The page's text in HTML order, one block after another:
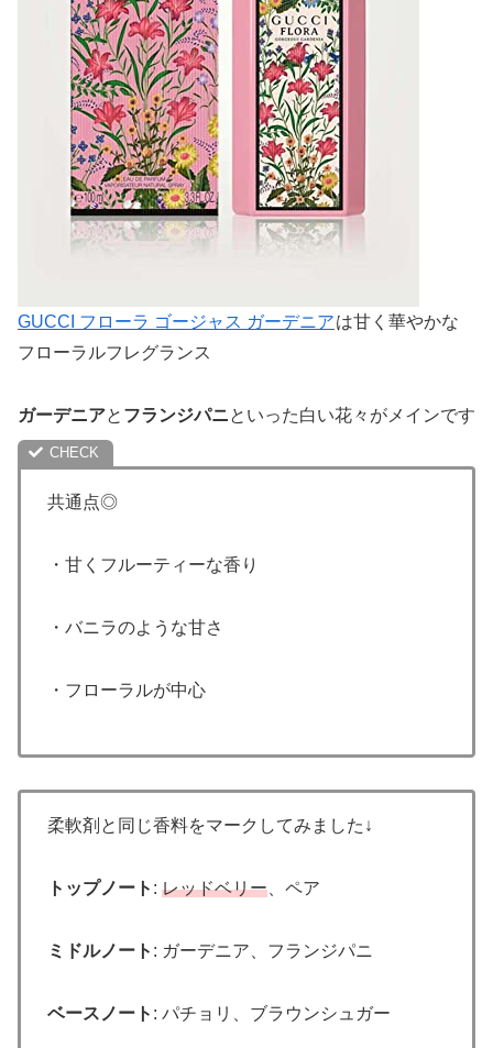
GUCCI フローラ ゴージャス ガーデニアは甘く華やかな
フローラルフレグランス
ガーデニアと フランジパニといった白い花々がメインです
共通点◎
・甘くフルーティーな香り
・バニラのような甘さ
・フローラルが中心
柔軟剤と同じ香料をマークしてみました↓
トップノート : レッドベリー 、ペア
ミドルノート : ガーデニア、フランジパニ
ベースノート : パチョリ、ブラウンシュガー